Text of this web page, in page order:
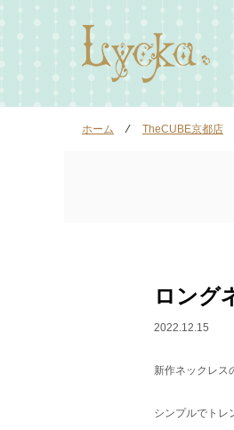
ホーム ⁄ TheCUBE京都店
ロング
2022.12.15
新作ネックレス
シンプルでトレ